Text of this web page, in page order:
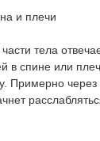
и плечи
тела
в спине или
Примерно через